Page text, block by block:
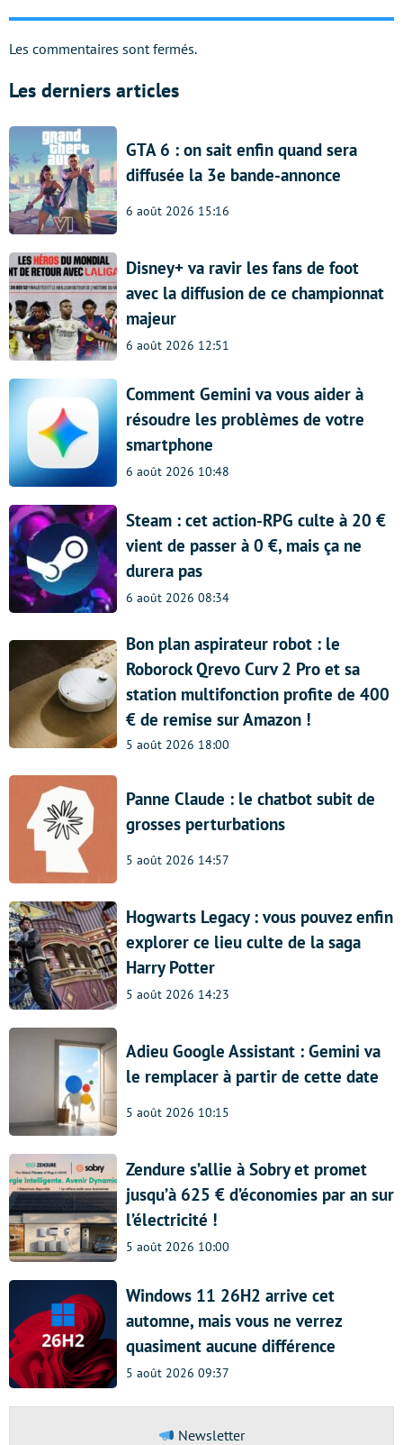
Les commentaires sont fermés.
Les derniers articles
GTA 6 : on sait enfin quand sera
diffusée la 3e bande-annonce
6 août 2026 15:16
Disney+ va ravir les fans de foot
avec la diffusion de ce championnat
majeur
6 août 2026 12:51
Comment Gemini va vous aider à
résoudre les problèmes de votre
smartphone
6 août 2026 10:48
Steam : cet action-RPG culte à 20 €
vient de passer à 0 €, mais ça ne
durera pas
6 août 2026 08:34
Bon plan aspirateur robot : le
Roborock Qrevo Curv 2 Pro et sa
station multifonction profite de 400
€ de remise sur Amazon !
5 août 2026 18:00
Panne Claude : le chatbot subit de
grosses perturbations
5 août 2026 14:57
Hogwarts Legacy : vous pouvez enfin
explorer ce lieu culte de la saga
Harry Potter
5 août 2026 14:23
Adieu Google Assistant : Gemini va
le remplacer à partir de cette date
5 août 2026 10:15
Zendure s’allie à Sobry et promet
jusqu’à 625 € d’économies par an sur
l’électricité !
5 août 2026 10:00
Windows 11 26H2 arrive cet
automne, mais vous ne verrez
quasiment aucune différence
5 août 2026 09:37
Newsletter